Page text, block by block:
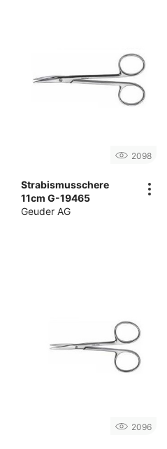
2098
Strabismusschere
11cm G-19465
Geuder AG
2096